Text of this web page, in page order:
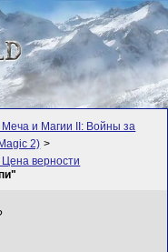
Меча и Магии II: Войны за
2) >
верности